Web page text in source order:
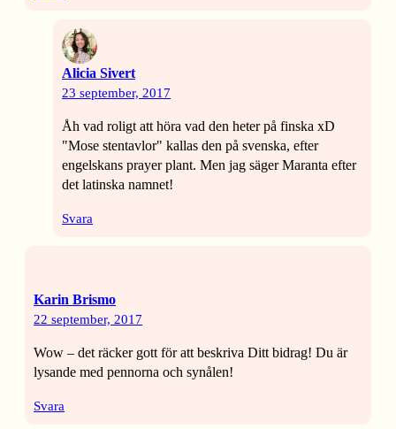
Alicia Sivert
23 september, 2017
Åh vad roligt att höra vad den heter på finska xD
"Mose stentavlor" kallas den på svenska, efter
engelskans prayer plant. Men jag säger Maranta efter
det latinska namnet!
Svara
Karin Brismo
22 september, 2017
Wow – det räcker gott för att beskriva Ditt bidrag! Du är
lysande med pennorna och synålen!
Svara